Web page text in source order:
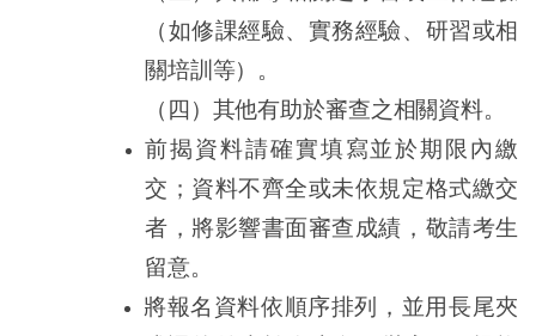
（如修課經驗、實務經驗、研習或相
關培訓等）。
（四）其他有助於審查之相關資料。
前揭資料請確實填寫並於期限內繳
交；資料不齊全或未依規定格式繳交
者，將影響書面審查成績，敬請考生
留意。
將報名資料依順序排列，並用長尾夾